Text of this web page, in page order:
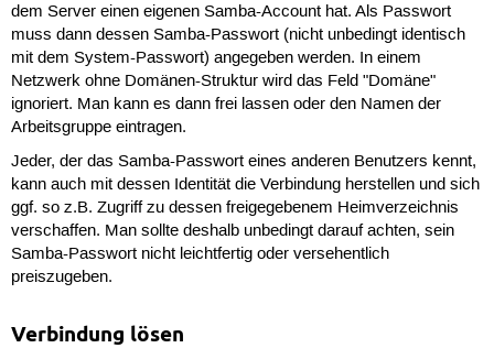
dem Server einen eigenen Samba-Account hat. Als Passwort
muss dann dessen Samba-Passwort (nicht unbedingt identisch
mit dem System-Passwort) angegeben werden. In einem
Netzwerk ohne Domänen-Struktur wird das Feld "Domäne"
ignoriert. Man kann es dann frei lassen oder den Namen der
Arbeitsgruppe eintragen.
Jeder, der das Samba-Passwort eines anderen Benutzers kennt,
kann auch mit dessen Identität die Verbindung herstellen und sich
ggf. so z.B. Zugriff zu dessen freigegebenem Heimverzeichnis
verschaffen. Man sollte deshalb unbedingt darauf achten, sein
Samba-Passwort nicht leichtfertig oder versehentlich
preiszugeben.
Verbindung lösen